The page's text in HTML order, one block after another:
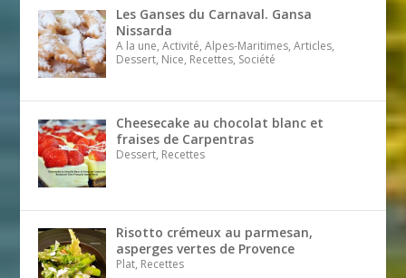
Les Ganses du Carnaval. Gansa
Nissarda
A la une, Activité, Alpes-Maritimes, Articles,
Dessert, Nice, Recettes, Société
Cheesecake au chocolat blanc et
fraises de Carpentras
Dessert, Recettes
Risotto crémeux au parmesan,
asperges vertes de Provence
Plat, Recettes